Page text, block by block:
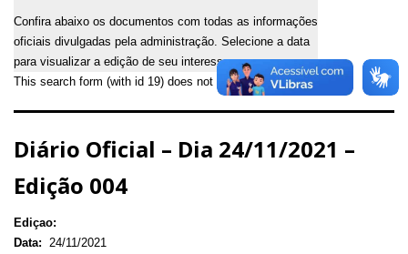
Confira abaixo os documentos com todas as informações
oficiais divulgadas pela administração. Selecione a data
para visualizar a edição de seu interesse.
This search form (with id 19) does not exist!
Diário Oficial – Dia 24/11/2021 –
Edição 004
Ediçao:
Data:
24/11/2021